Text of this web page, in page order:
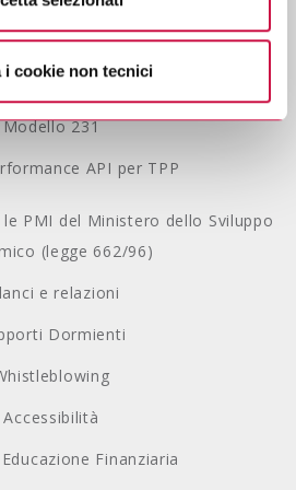
consultil’informativa sulla
i cookie non tecnici
con noi
Reclami
Modello 231
API per TPP
PMI del Ministero dello Sviluppo
(legge 662/96)
e relazioni
Dormienti
Accessibilità
Finanziaria